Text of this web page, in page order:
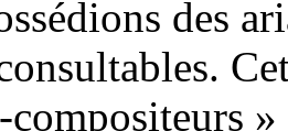
des
compositeurs